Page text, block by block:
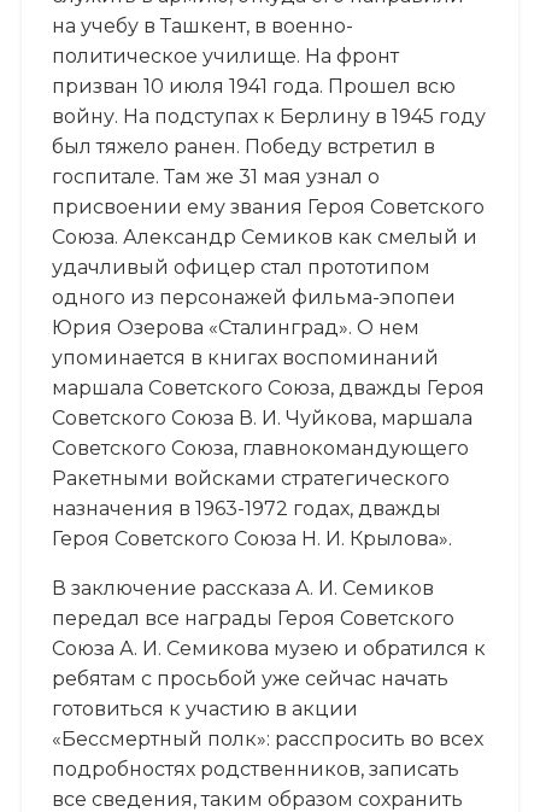
на учебу в Ташкент, в военно-
политическое училище. На фронт
призван 10 июля 1941 года. Прошел всю
войну. На подступах к Берлину в 1945 году
был тяжело ранен. Победу встретил в
госпитале. Там же 31 мая узнал о
присвоении ему звания Героя Советского
Союза. Александр Семиков как смелый и
удачливый офицер стал прототипом
одного из персонажей фильма-эпопеи
Юрия Озерова «Сталинград». О нем
упоминается в книгах воспоминаний
маршала Советского Союза, дважды Героя
Советского Союза В. И. Чуйкова, маршала
Советского Союза, главнокомандующего
Ракетными войсками стратегического
назначения в 1963-1972 годах, дважды
Героя Советского Союза Н. И. Крылова».
В заключение рассказа А. И. Семиков
передал все награды Героя Советского
Союза А. И. Семикова музею и обратился к
ребятам с просьбой уже сейчас начать
готовиться к участию в акции
«Бессмертный полк»: расспросить во всех
подробностях родственников, записать
все сведения, таким образом сохранить